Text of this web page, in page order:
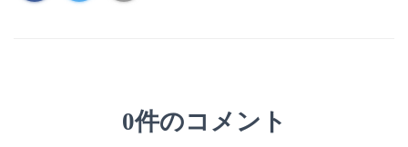
0件のコメント